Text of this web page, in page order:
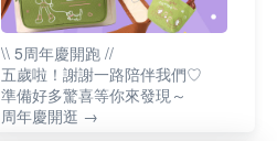
\\ 5周年慶開跑 //
五歲啦！謝謝一路陪伴我們♡
準備好多驚喜等你來發現～
周年慶開逛 →